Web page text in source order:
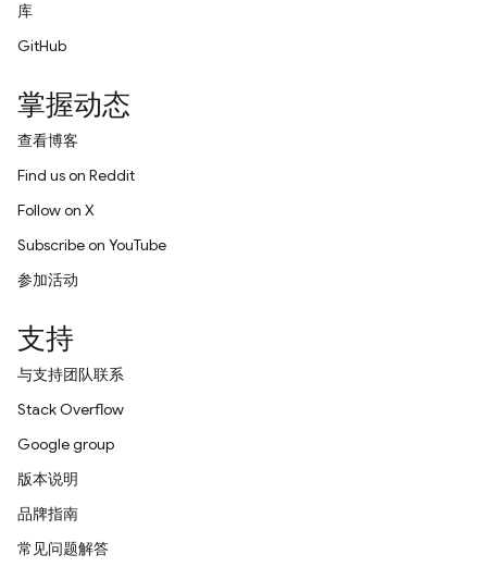
库
GitHub
掌握动态
查看博客
Find us on Reddit
Follow on X
Subscribe on YouTube
参加活动
支持
与支持团队联系
Stack Overflow
Google group
版本说明
品牌指南
常见问题解答